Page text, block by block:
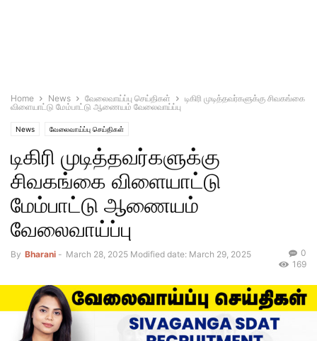
Home News வேலைவாய்ப்பு செய்திகள்
டிகிரி முடித்தவர்களுக்கு சிவகங்கை
விளையாட்டு மேம்பாட்டு ஆணையம் வேலைவாய்ப்பு
News வேலைவாய்ப்பு செய்திகள்
டிகிரி முடித்தவர்களுக்கு
சிவகங்கை விளையாட்டு
மேம்பாட்டு ஆணையம்
வேலைவாய்ப்பு
By Bharani - March 28, 2025 Modified date: March 29, 2025
0
169